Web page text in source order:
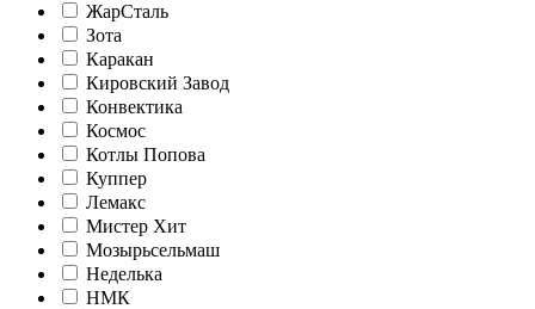
ЖарСталь
Зота
Каракан
Кировский Завод
Конвектика
Космос
Котлы Попова
Куппер
Лемакс
Мистер Хит
Мозырьсельмаш
Неделька
НМК